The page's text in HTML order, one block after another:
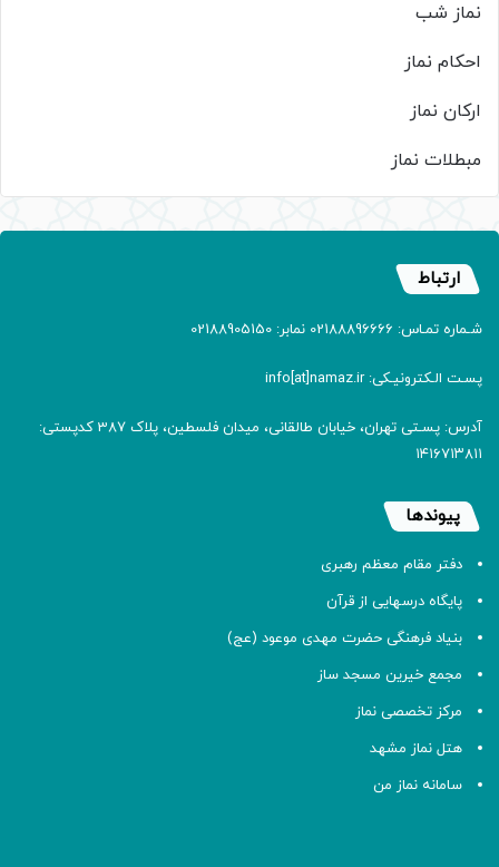
نماز شب
احکام نماز
ارکان نماز
مبطلات نماز
ارتباط
شـماره تمـاس: 02188896666 نمابر: 02188905150
پسـت الـکترونیـکی: info[at]namaz.ir
آدرس: پسـتی تهران، خیابان طالقانی، میدان فلسطین، پلاک 387 کدپستی:
۱۴۱۶۷۱۳۸۱۱
پیوندها
دفتر مقام معظم رهبری
پایگاه درسهایی از قرآن
بنیاد فرهنگی حضرت مهدی موعود (عج)
مجمع خیرین مسجد ساز
مرکز تخصصی نماز
هتل نماز مشهد
سامانه نماز من